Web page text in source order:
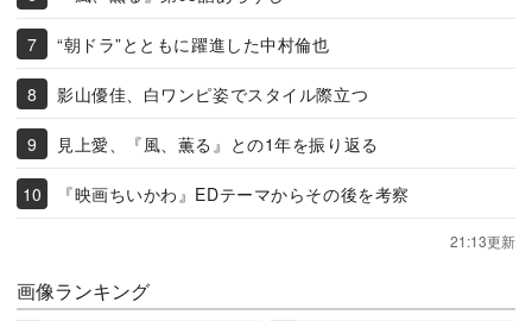
“朝ドラ”とともに躍進した中村倫也
影山優佳、白ワンピ姿でスタイル際立つ
見上愛、『風、薫る』との1年を振り返る
『映画ちいかわ』EDテーマからその後を考察
21:13更新
画像ランキング